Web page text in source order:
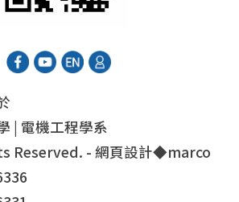
| 電機工程學系
Reserved. - 網頁設計◆marco